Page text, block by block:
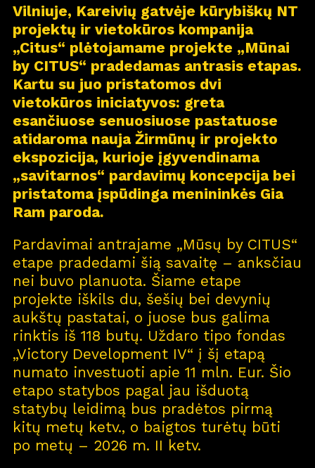
Vilniuje, Kareivių gatvėje kūrybiškų NT
projektų ir vietokūros kompanija
„Citus“ plėtojamame projekte „Mūnai
by CITUS“ pradedamas antrasis etapas.
Kartu su juo pristatomos dvi
vietokūros iniciatyvos: greta
esančiuose senuosiuose pastatuose
atidaroma nauja Žirmūnų ir projekto
ekspozicija, kurioje įgyvendinama
„savitarnos“ pardavimų koncepcija bei
pristatoma įspūdinga menininkės Gia
Ram paroda.
Pardavimai antrajame „Mūsų by CITUS“
etape pradedami šią savaitę – anksčiau
nei buvo planuota. Šiame etape
projekte iškils du, šešių bei devynių
aukštų pastatai, o juose bus galima
rinktis iš 118 butų. Uždaro tipo fondas
„Victory Development IV“ į šį etapą
numato investuoti apie 11 mln. Eur. Šio
etapo statybos pagal jau išduotą
statybų leidimą bus pradėtos pirmą
kitų metų ketv., o baigtos turėtų būti
po metų – 2026 m. II ketv.